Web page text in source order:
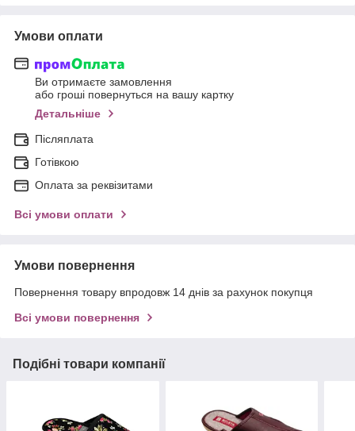
Умови оплати
Ви отримаєте замовлення
або гроші повернуться на вашу картку
Детальніше
Післяплата
Готівкою
Оплата за реквізитами
Всі умови оплати
Умови повернення
Повернення товару впродовж 14 днів за рахунок покупця
Всі умови повернення
Подібні товари компанії